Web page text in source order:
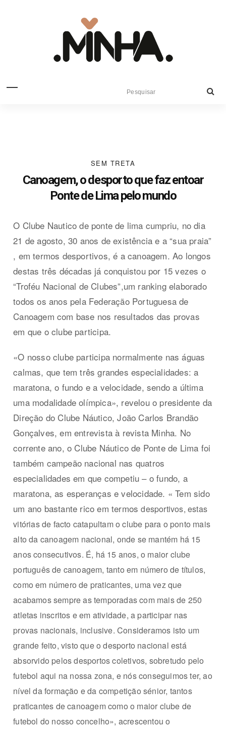
SEM TRETA
Canoagem, o desporto que faz entoar
Ponte de Lima pelo mundo
O Clube Nautico de ponte de lima cumpriu, no dia
21 de agosto, 30 anos de existência e a “sua praia”
, em termos desportivos, é a canoagem. Ao longos
destas três décadas já conquistou por 15 vezes o
“Troféu Nacional de Clubes”,um ranking elaborado
todos os anos pela Federação Portuguesa de
Canoagem com base nos resultados das provas
em que o clube participa.
«O nosso clube participa normalmente nas águas
calmas, que tem três grandes especialidades: a
maratona, o fundo e a velocidade, sendo a última
uma modalidade olímpica», revelou o presidente da
Direção do Clube Náutico, João Carlos Brandão
Gonçalves, em entrevista à revista Minha. No
corrente ano, o Clube Náutico de Ponte de Lima foi
também campeão nacional nas quatros
especialidades em que competiu – o fundo, a
maratona, as esperanças e velocidade. « Tem sido
um ano bastante rico em termosdesportivos, estas
vitórias de facto catapultam o clube para o ponto mais
alto da canoagem nacional, onde se mantém há 15
anos consecutivos. É, há 15 anos, o maior clube
português de canoagem, tanto em número de títulos,
como em número de praticantes, uma vez que
acabamos sempre as temporadas com mais de 250
atletas inscritos e em atividade, a participar nas
provas nacionais, inclusive. Consideramos isto um
grande feito, visto que o desporto nacional está
absorvido pelos desportos coletivos, sobretudo pelo
futebol aqui na nossa zona, e nós conseguimos ter, ao
nível da formação e da competição sénior, tantos
praticantes de canoagem como o maior clube de
futebol do nosso concelho», acrescentou o